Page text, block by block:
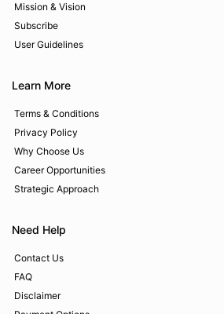
Mission & Vision
Subscribe
User Guidelines
Learn More
Terms & Conditions
Privacy Policy
Why Choose Us
Career Opportunities
Strategic Approach
Need Help
Contact Us
FAQ
Disclaimer